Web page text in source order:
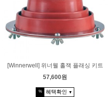
[Winnerwell] 위너웰 홀잭 플래싱 키트
57,600원
% 혜택확인 ▼